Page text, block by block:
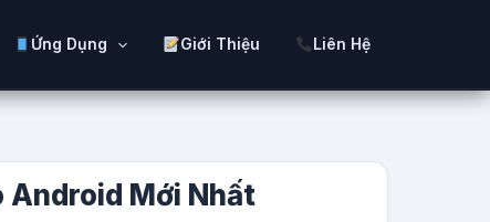
Ứng Dụng Giới Thiệu Liên Hệ
Android Mới Nhất